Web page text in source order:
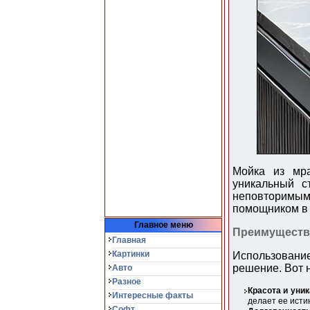
Главное меню
Главная
Картинки
Авто
Разное
Интересные факты
Мойка из
уникальный
помощником в
решение. Вот
Красота и
делает ее